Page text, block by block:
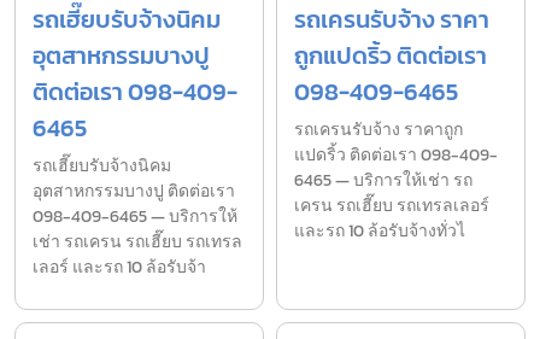
รถเฮี๊ยบรับจ้างนิคม
อุตสาหกรรมบางปู
ติดต่อเรา 098-409-
6465
รถเฮี๊ยบรับจ้างนิคม
อุตสาหกรรมบางปู ติดต่อเรา
098-409-6465 — บริการให้
เช่า รถเครน รถเฮี๊ยบ รถเทรล
เลอร์ และรถ 10 ล้อรับจ้า
รถเครนรับจ้าง ราคา
ถูกแปดริ้ว ติดต่อเรา
098-409-6465
รถเครนรับจ้าง ราคาถูก
แปดริ้ว ติดต่อเรา 098-409-
6465 — บริการให้เช่า รถ
เครน รถเฮี๊ยบ รถเทรลเลอร์
และรถ 10 ล้อรับจ้างทั่วไ